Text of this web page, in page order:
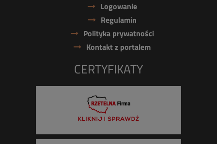
Logowanie
Regulamin
Polityka prywatności
Kontakt z portalem
CERTYFIKATY